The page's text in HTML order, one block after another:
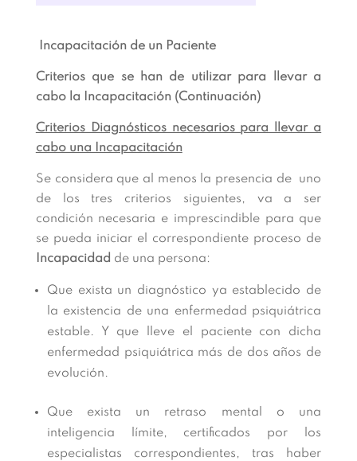
Incapacitación de un Paciente
Criterios que se han de utilizar para llevar a
cabo la Incapacitación (Continuación)
Criterios Diagnósticos necesarios para llevar a
cabo una Incapacitación
Se considera que al menos la presencia de uno
de los tres criterios siguientes, va a ser
condición necesaria e imprescindible para que
se pueda iniciar el correspondiente proceso de
Incapacidad de una persona:
Que exista un diagnóstico ya establecido de
la existencia de una enfermedad psiquiátrica
estable. Y que lleve el paciente con dicha
enfermedad psiquiátrica más de dos años de
evolución.
Que exista un retraso mental o una
inteligencia límite, certificados por los
especialistas correspondientes, tras haber